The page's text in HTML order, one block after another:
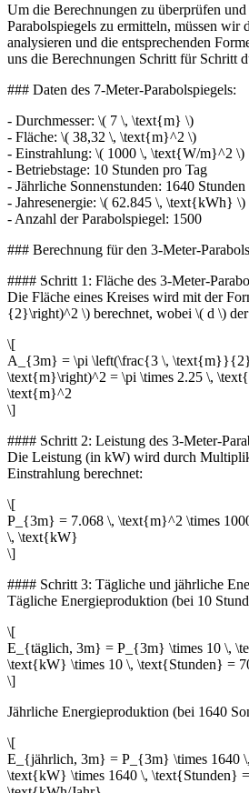
Um die Berechnungen zu überprüfen
Parabolspiegels zu ermitteln, müssen wir
analysieren und die entsprechenden
uns die Berechnungen Schritt für Schritt
### Daten des 7-Meter-Parabolspiegels:
- Durchmesser: \( 7 \, \text{m} \)
- Fläche: \( 38,32 \, \text{m}^2 \)
- Einstrahlung: \( 1000 \, \text{W/m}^2 \)
- Betriebstage: 10 Stunden pro Tag
- Jährliche Sonnenstunden: 1640 Stunden
- Jahresenergie: \( 62.845 \, \text{kWh} \)
- Anzahl der Parabolspiegel: 1500
### Berechnung für den 3-Meter-
#### Schritt 1: Fläche des 3-Meter-
Die Fläche eines Kreises wird mit der
{2}\right)^2 \) berechnet, wobei \( d \) der
\[
A_{3m} = \pi \left(\frac{3 \,
\text{m}\right)^2 = \pi \times 2.25 \,
\text{m}^2
\]
#### Schritt 2: Leistung des 3-Meter-
Die Leistung (in kW) wird durch
Einstrahlung berechnet:
\[
P_{3m} = 7.068 \, \text{m}^2 \times
\, \text{kW}
\]
#### Schritt 3: Tägliche und jährliche
Tägliche Energieproduktion (bei 10
\[
E_{täglich, 3m} = P_{3m} \times 10 \,
\text{kW} \times 10 \, \text{Stunden} =
\]
Jährliche Energieproduktion (bei 1640
\[
E_{jährlich, 3m} = P_{3m} \times 1640
\text{kW} \times 1640 \, \text{Stunden}